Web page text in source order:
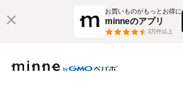
お買いものがもっとお得に
minneのアプリ
3万件以上